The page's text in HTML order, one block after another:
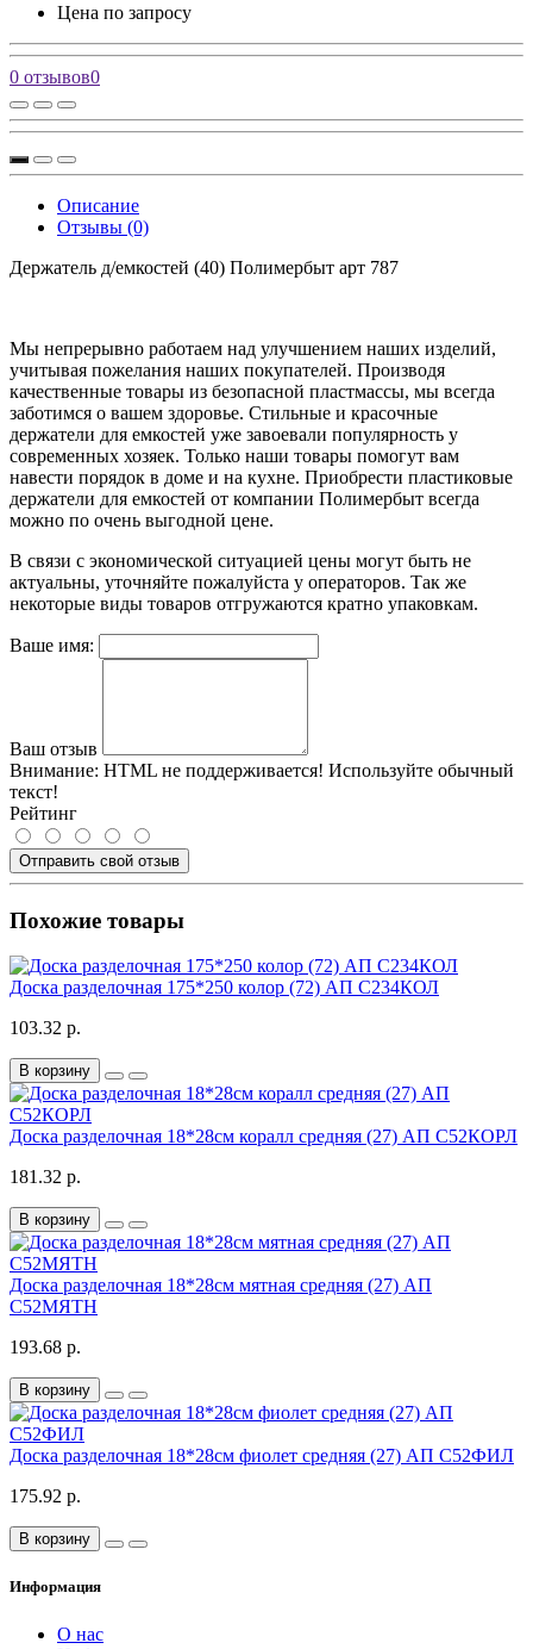
Цена по запросу
0 отзывов0
Описание
Отзывы (0)
Держатель д/емкостей (40) Полимербыт арт 787
Мы непрерывно работаем над улучшением наших изделий,
учитывая пожелания наших покупателей. Производя
качественные товары из безопасной пластмассы, мы всегда
заботимся о вашем здоровье. Стильные и красочные
держатели для емкостей уже завоевали популярность у
современных хозяек. Только наши товары помогут вам
навести порядок в доме и на кухне. Приобрести пластиковые
держатели для емкостей от компании Полимербыт всегда
можно по очень выгодной цене.
В связи с экономической ситуацией цены могут быть не
актуальны, уточняйте пожалуйста у операторов. Так же
некоторые виды товаров отгружаются кратно упаковкам.
Ваше имя:
Ваш отзыв
Внимание: HTML не поддерживается! Используйте обычный
текст!
Рейтинг
Отправить свой отзыв
Похожие товары
Доска разделочная 175*250 колор (72) АП С234КОЛ
103.32 р.
В корзину
Доска разделочная 18*28см коралл средняя (27) АП С52КОРЛ
181.32 р.
В корзину
Доска разделочная 18*28см мятная средняя (27) АП
С52МЯТН
193.68 р.
В корзину
Доска разделочная 18*28см фиолет средняя (27) АП С52ФИЛ
175.92 р.
В корзину
Информация
О нас